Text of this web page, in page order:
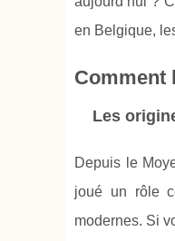
en Belgique,
Comment
Les
Depuis le
joué un rôle
modernes. Si